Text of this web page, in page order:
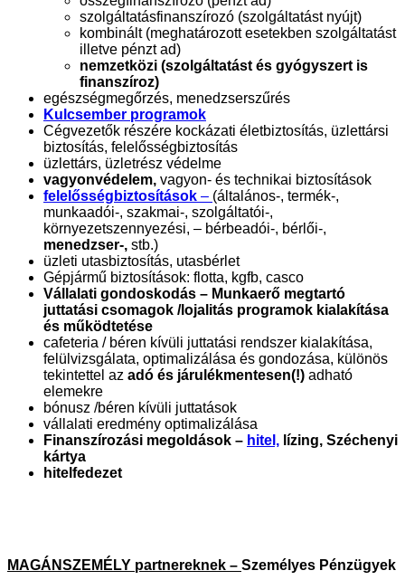
szolgáltatásfinanszírozó (szolgáltatást nyújt)
kombinált (meghatározott esetekben szolgáltatást
illetve pénzt ad)
nemzetközi (szolgáltatást és gyógyszert is
finanszíroz)
egészségmegőrzés, menedzserszűrés
Kulcsember programok
Cégvezetők részére kockázati életbiztosítás, üzlettársi
biztosítás, felelősségbiztosítás
üzlettárs, üzletrész védelme
vagyonvédelem, vagyon- és technikai biztosítások
felelősségbiztosítások – (általános-, termék-,
munkaadói-, szakmai-, szolgáltatói-,
környezetszennyezési, – bérbeadói-, bérlői-,
menedzser-, stb.)
üzleti utasbiztosítás, utasbérlet
Gépjármű biztosítások: flotta, kgfb, casco
Vállalati gondoskodás – Munkaerő megtartó
juttatási csomagok /lojalitás programok kialakítása
és működtetése
cafeteria / béren kívüli juttatási rendszer kialakítása,
felülvizsgálata, optimalizálása és gondozása, különös
tekintettel az adó és járulékmentesen(!) adható
elemekre
bónusz /béren kívüli juttatások
vállalati eredmény optimalizálása
Finanszírozási megoldások – hitel, lízing, Széchenyi
kártya
hitelfedezet
MAGÁNSZEMÉLY partnereknek – Személyes Pénzügyek